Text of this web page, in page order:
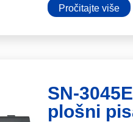
Pročitajte više
SN-
plošni